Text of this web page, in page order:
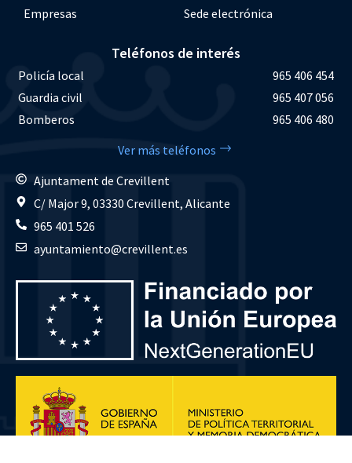
Empresas
Sede electrónica
Teléfonos de interés
Policía local
965 406 454
Guardia civil
965 407 056
Bomberos
965 406 480
Ver más teléfonos
Ajuntament de Crevillent
C/ Major 9, 03330 Crevillent, Alicante
965 401 526
ayuntamiento@crevillent.es